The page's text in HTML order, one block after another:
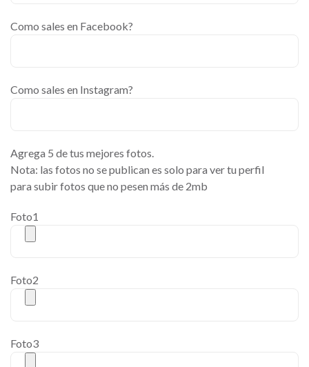
Como sales en Facebook?
Como sales en Instagram?
Agrega 5 de tus mejores fotos.
Nota: las fotos no se publican es solo para ver tu perfil
para subir fotos que no pesen más de 2mb
Foto1
Foto2
Foto3